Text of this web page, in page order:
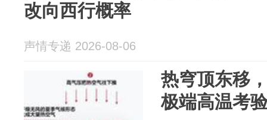
改向西行概率
声情专递 2026-08-06
热穹顶东移
极端高温考